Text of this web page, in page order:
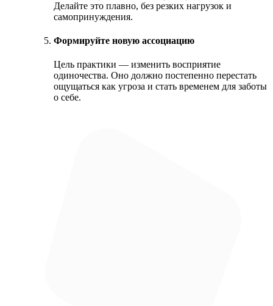
Делайте это плавно, без резких нагрузок и
самопринуждения.
Формируйте новую ассоциацию
Цель практики — изменить восприятие
одиночества. Оно должно постепенно перестать
ощущаться как угроза и стать временем для заботы
о себе.